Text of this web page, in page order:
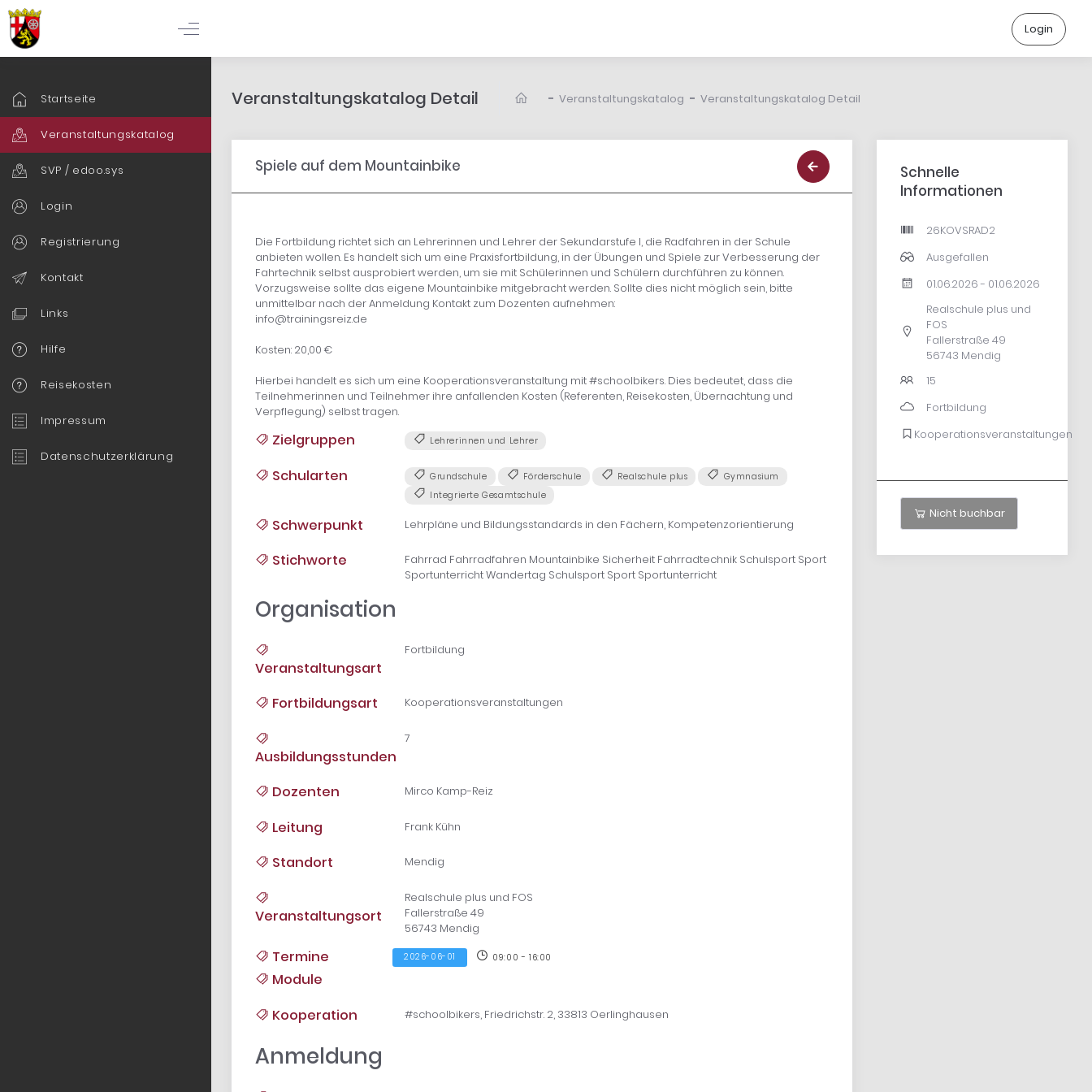
Login
Startseite
Veranstaltungskatalog
SVP / edoo.sys
Login
Registrierung
Kontakt
Links
Hilfe
Reisekosten
Impressum
Datenschutzerklärung
Veranstaltungskatalog Detail - Veranstaltungskatalog - Veranstaltungskatalog Detail
Spiele auf dem Mountainbike
Die Fortbildung richtet sich an Lehrerinnen und Lehrer der Sekundarstufe I, die Radfahren in der Schule
anbieten wollen. Es handelt sich um eine Praxisfortbildung, in der Übungen und Spiele zur Verbesserung der
Fahrtechnik selbst ausprobiert werden, um sie mit Schülerinnen und Schülern durchführen zu können.
Vorzugsweise sollte das eigene Mountainbike mitgebracht werden. Sollte dies nicht möglich sein, bitte
unmittelbar nach der Anmeldung Kontakt zum Dozenten aufnehmen:
info@trainingsreiz.de
Kosten: 20,00 €
Hierbei handelt es sich um eine Kooperationsveranstaltung mit #schoolbikers. Dies bedeutet, dass die
Teilnehmerinnen und Teilnehmer ihre anfallenden Kosten (Referenten, Reisekosten, Übernachtung und
Verpflegung) selbst tragen.
Zielgruppen Lehrerinnen und Lehrer
Schularten Grundschule Förderschule Realschule plus
Gymnasium
Integrierte Gesamtschule
Schwerpunkt Lehrpläne und Bildungsstandards in den Fächern, Kompetenzorientierung
Stichworte
Fahrrad Fahrradfahren Mountainbike Sicherheit Fahrradtechnik Schulsport Sport
Sportunterricht Wandertag Schulsport Sport Sportunterricht
Organisation
Veranstaltungsart
Fortbildung
Fortbildungsart Kooperationsveranstaltungen
Ausbildungsstunden
7
Dozenten Mirco Kamp-Reiz
Leitung Frank Kühn
Standort Mendig
Veranstaltungsort
Realschule plus und FOS
Fallerstraße 49
56743 Mendig
Termine 2026-06-01 09:00 - 16:00
Module
Kooperation
#schoolbikers, Friedrichstr. 2, 33813 Oerlinghausen
Anmeldung
Schnelle
Informationen
26KOVSRAD2
Ausgefallen
01.06.2026 - 01.06.2026
Realschule plus und
FOS
Fallerstraße 49
56743 Mendig
15
Fortbildung
Kooperationsveranstaltungen
Nicht buchbar